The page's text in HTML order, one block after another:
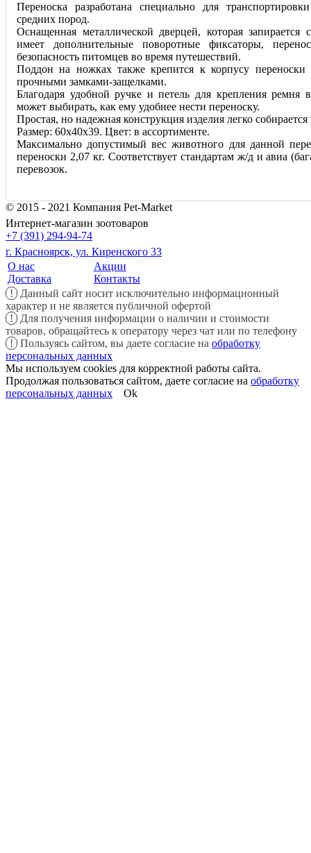
Переноска разработана специально для
средних пород.
Оснащенная металлической дверцей, которая запирается
имеет дополнительные поворотные фиксаторы,
безопасность питомцев во время путешествий.
Поддон на ножках также крепится к корпусу
прочными замками-защелками.
Благодаря удобной ручке и петель для крепления ремня
может выбирать, как ему удобнее нести переноску.
Простая, но надежная конструкция изделия легко собирается
Размер: 60х40х39. Цвет: в ассортименте.
Максимально допустимый вес животного для данной
переноски 2,07 кг. Соответствует стандартам ж/д и авиа
перевозок.
© 2015 - 2021 Компания Pet-Market
Интернет-магазин зоотоваров
+7 (391) 294-94-74
г. Красноярск, ул. Киренского 33
О нас
Доставка
Акции
Контакты
!
Данный сайт носит исключительно информационный
характер и не является публичной офертой
!
Для получения информации о наличии и стоимости
товаров, обращайтесь к оператору через чат или по телефону
!
Пользуясь сайтом, вы даете согласие на обработку
персональных данных
Мы используем cookies для корректной работы сайта.
Продолжая пользоваться сайтом, даете согласие на обработку
персональных данных
Ok